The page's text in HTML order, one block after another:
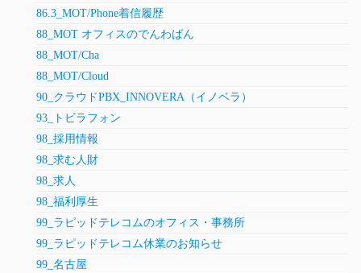
86.3_MOT/Phone着信履歴
88_MOT オフィスのでんわばん
88_MOT/Cha
88_MOT/Cloud
90_クラウドPBX_INNOVERA（イノベラ）
93_トビラフォン
98_採用情報
98_求む人財
98_求人
98_福利厚生
99_ラピッドテレコムのオフィス・事務所
99_ラピッドテレコム休業のお知らせ
99_名古屋